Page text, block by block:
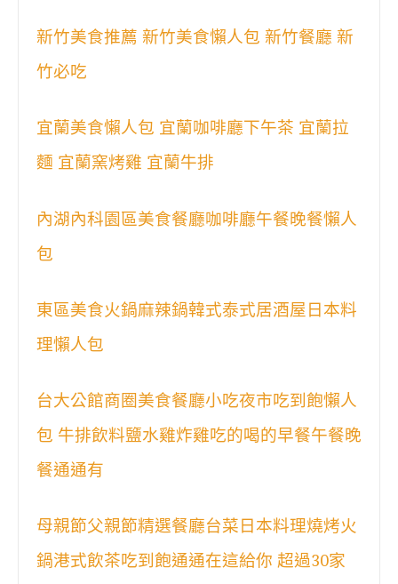
新竹美食推薦 新竹美食懶人包 新竹餐廳 新
竹必吃
宜蘭美食懶人包 宜蘭咖啡廳下午茶 宜蘭拉
麵 宜蘭窯烤雞 宜蘭牛排
內湖內科園區美食餐廳咖啡廳午餐晚餐懶人
包
東區美食火鍋麻辣鍋韓式泰式居酒屋日本料
理懶人包
台大公館商圈美食餐廳小吃夜市吃到飽懶人
包 牛排飲料鹽水雞炸雞吃的喝的早餐午餐晚
餐通通有
母親節父親節精選餐廳台菜日本料理燒烤火
鍋港式飲茶吃到飽通通在這給你 超過30家